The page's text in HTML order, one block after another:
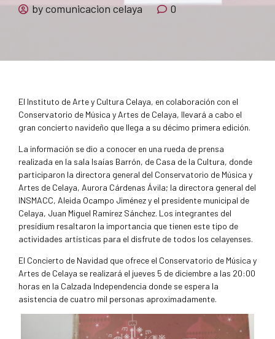
by comunicacion celaya
0
El Instituto de Arte y Cultura Celaya, en colaboración con el
Conservatorio de Música y Artes de Celaya, llevará a cabo el
gran concierto navideño que llega a su décimo primera edición.
La información se dio a conocer en una rueda de prensa
realizada en la sala Isaías Barrón, de Casa de la Cultura, donde
participaron la directora general del Conservatorio de Música y
Artes de Celaya, Aurora Cárdenas Ávila; la directora general del
INSMACC, Aleida Ocampo Jiménez y el presidente municipal de
Celaya, Juan Miguel Ramírez Sánchez. Los integrantes del
presídium resaltaron la importancia que tienen este tipo de
actividades artísticas para el disfrute de todos los celayenses.
El Concierto de Navidad que ofrece el Conservatorio de Música y
Artes de Celaya se realizará el jueves 5 de diciembre a las 20:00
horas en la Calzada Independencia donde se espera la
asistencia de cuatro mil personas aproximadamente.